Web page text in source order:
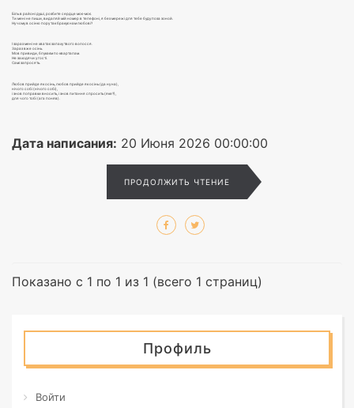
Біль в районі душі, розбите сердце моє-моє.
Ти мені не пиши, видаляй мій номер в телефоні, я без мережі для тебе буду поза зоной.
Ну чому в осіню пору так бракує нам любові?
І зараз мені не хватає запаху твого волосся.
Зараз вже осінь.
Мов привиди, блукаєм по кварталам.
Не заходячи у гості.
Самі запросять.
Любов прийде як осінь, любов прийде як осінь (да ну на),
нічого собі (нічого собі),
і знов поправки вносить, і знов питання спросить (яке?),
для чого тобі (ага поняв).
Дата написания: 20 Июня 2026 00:00:00
ПРОДОЛЖИТЬ ЧТЕНИЕ
Показано с 1 по 1 из 1 (всего 1 страниц)
Профиль
Войти